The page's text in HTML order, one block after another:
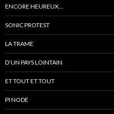
ENCORE HEUREUX…
SONIC PROTEST
LA TRAME
D’UN PAYS LOINTAIN
ET TOUT ET TOUT
PI NODE